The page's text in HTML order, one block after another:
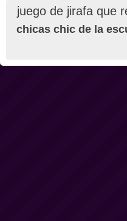
juego de jirafa que
chicas chic de la